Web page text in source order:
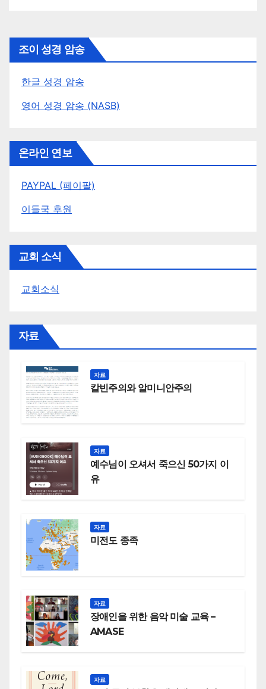
조이 성경 암송
한글 성경 암송
영어 성경 암송 (NASB)
온라인 연보
PAYPAL (페이팔)
이들국 후원
교회 소식
교회소식
자료
자료
칼빈주의와 알미니안주의
자료
예수님이 오셔서 죽으신 50가지 이
유
자료
미전도 종족
자료
장애인을 위한 음악 미술 교육 –
AMASE
자료